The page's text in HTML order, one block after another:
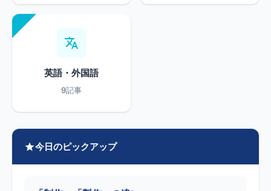
英語・外国語
9記事
今日のピックアップ